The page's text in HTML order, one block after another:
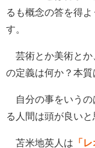
るも概念の答を得
す。
芸術とか美術とか
の定義は何か？本質
自分の事をいうの
る人間は頭が良いと
苫米地英人は 「